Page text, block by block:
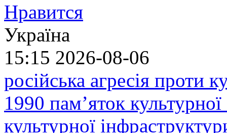
Нравится
Україна
15:15 2026-08-06
російська агресія проти
1990 пам’яток
культурної